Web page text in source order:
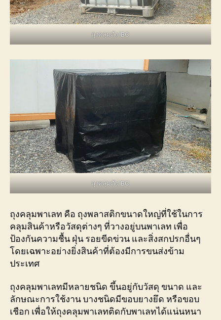
ถุงคลุมถัง IBC
ถุงคลุมถัง IBC
ถุงคลุมพาเลท คือ ถุงพลาสติกขนาดใหญ่ที่ใช้ในการ
คลุมสินค้าหรือวัสดุต่างๆ ที่วางอยู่บนพาเลท เพื่อ
ป้องกันความชื้น ฝุ่น รอยขีดข่วน และสิ่งสกปรกอื่นๆ
โดยเฉพาะอย่างยิ่งสินค้าที่ต้องมีการขนส่งข้าม
ประเทศ
ถุงคลุมพาเลทมีหลายชนิด ขึ้นอยู่กับวัสดุ ขนาด และ
ลักษณะการใช้งาน บางชนิดมีขอบยางยึด หรือขอบ
เชือก เพื่อให้ถุงคลุมพาเลทติดกับพาเลทได้แน่นหนา